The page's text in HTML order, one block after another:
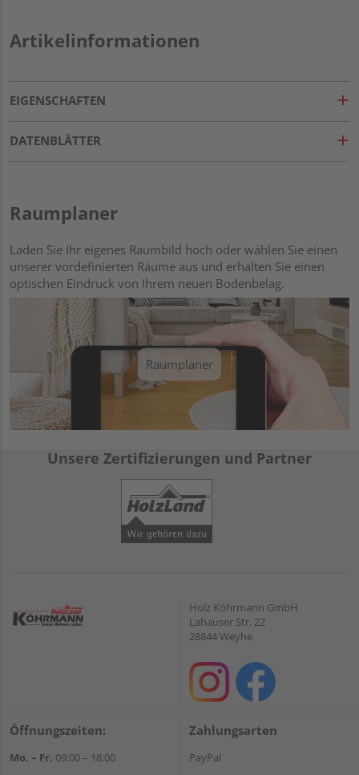
Artikelinformationen
EIGENSCHAFTEN
DATENBLÄTTER
Raumplaner
Laden Sie Ihr eigenes Raumbild hoch oder wählen Sie einen
unserer vordefinierten Räume aus und erhalten Sie einen
optischen Eindruck von Ihrem neuen Bodenbelag.
Raumplaner
Unsere Zertifizierungen und Partner
Holz Köhrmann GmbH
Lahauser Str. 22
28844 Weyhe
Öffnungszeiten:
Mo. – Fr. 09:00 – 18:00
Zahlungsarten
PayPal